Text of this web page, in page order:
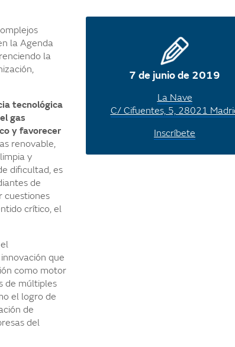
la Agenda
la
tecnológica
gas
y favorecer
renovable,
y
dificultad, es
de
cuestiones
crítico, el
que
como motor
de múltiples
el logro de
de
del
7 de junio de 2019
La Nave
C/ Cifuentes, 5, 28021
Inscríbete